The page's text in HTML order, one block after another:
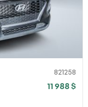
821258
11 988 $